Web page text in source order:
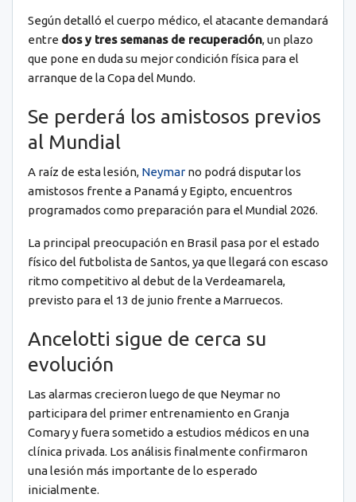
Según detalló el cuerpo médico, el atacante demandará
entre dos y tres semanas de recuperación, un plazo
que pone en duda su mejor condición física para el
arranque de la Copa del Mundo.
Se perderá los amistosos previos
al Mundial
A raíz de esta lesión, Neymar no podrá disputar los
amistosos frente a Panamá y Egipto, encuentros
programados como preparación para el Mundial 2026.
La principal preocupación en Brasil pasa por el estado
físico del futbolista de Santos, ya que llegará con escaso
ritmo competitivo al debut de la Verdeamarela,
previsto para el 13 de junio frente a Marruecos.
Ancelotti sigue de cerca su
evolución
Las alarmas crecieron luego de que Neymar no
participara del primer entrenamiento en Granja
Comary y fuera sometido a estudios médicos en una
clínica privada. Los análisis finalmente confirmaron
una lesión más importante de lo esperado
inicialmente.